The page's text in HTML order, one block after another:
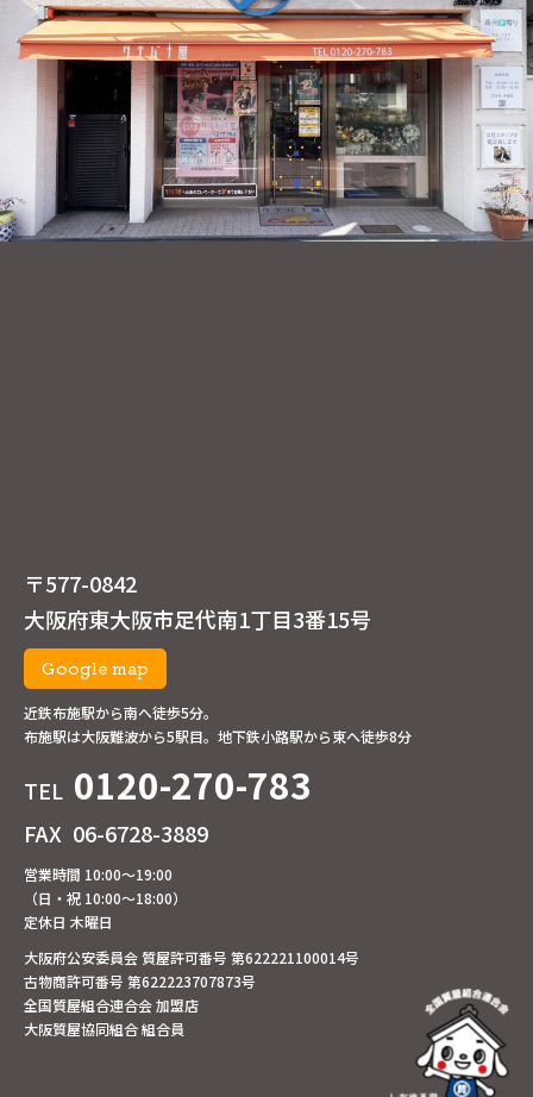
〒577-0842
大阪府東大阪市足代南1丁目3番15号
Google map
近鉄布施駅から南へ徒歩5分。
布施駅は大阪難波から5駅目。地下鉄小路駅から東へ徒歩8分
TEL 0120-270-783
FAX 06-6728-3889
営業時間 10:00～19:00
（日・祝 10:00～18:00）
定休日 木曜日
大阪府公安委員会 質屋許可番号 第622221100014号
古物商許可番号 第622223707873号
全国質屋組合連合会 加盟店
大阪質屋協同組合 組合員